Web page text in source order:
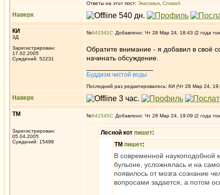
Ответы на этот пост: Экалавья СлаваА
Наверх
КИ
3Д
Зарегистрирован:
17.02.2005
Суждений: 52231
№641541 Добавлено: Чт 28 Мар 24, 18:43 (2 года
Обратите внимание - я добавил в своё
начинать обсуждение.
Буддизм чистой воды
Последний раз редактировалось: КИ (Чт 28 Мар 24,
Наверх
ТМ
Зарегистрирован:
05.04.2005
Суждений: 15498
№641545 Добавлено: Чт 28 Мар 24, 19:09 (2 года
Лесной кот пишет:
ТМ пишет:
В современной наукоподобной
бульоне, усложнялась и на
появилось от мозга сознание
вопросами задается, а потом